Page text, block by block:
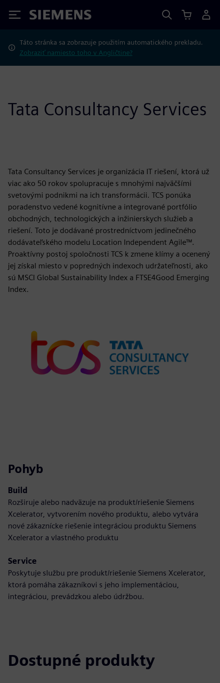
Siemens
Táto stránka sa zobrazuje použitím automatického prekladu.
Zobraziť namiesto toho v Angličtine?
Tata Consultancy Services
Tata Consultancy Services je organizácia IT riešení, ktorá už
viac ako 50 rokov spolupracuje s mnohými najväčšími
svetovými podnikmi na ich transformácii. TCS ponúka
poradenstvo vedené kognitívne a integrované portfólio
obchodných, technologických a inžinierskych služieb a
riešení. Toto je dodávané prostredníctvom jedinečného
dodávateľského modelu Location Independent Agile™.
Proaktívny postoj spoločnosti TCS k zmene klímy a ocenený
jej získal miesto v popredných indexoch udržateľnosti, ako
sú MSCI Global Sustainability Index a FTSE4Good Emerging
Index.
Pohyb
Build
Rozširuje alebo nadväzuje na produkt/riešenie Siemens
Xcelerator, vytvorením nového produktu, alebo vytvára
nové zákaznícke riešenie integráciou produktu Siemens
Xcelerator a vlastného produktu
Service
Poskytuje službu pre produkt/riešenie Siemens Xcelerator,
ktorá pomáha zákazníkovi s jeho implementáciou,
integráciou, prevádzkou alebo údržbou.
Dostupné produkty